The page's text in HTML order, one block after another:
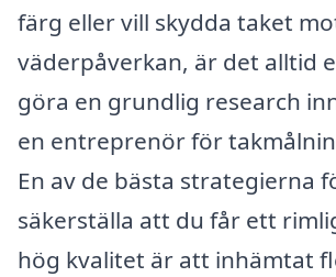
färg eller vill skydda taket
väderpåverkan, är det alltid
göra en grundlig research
en entreprenör för
En av de bästa strategierna
säkerställa att du får ett
hög kvalitet är att inhämtat